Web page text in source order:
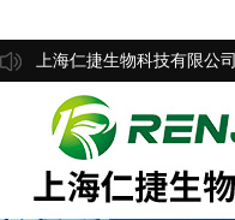
上海仁捷生物科技有限公司